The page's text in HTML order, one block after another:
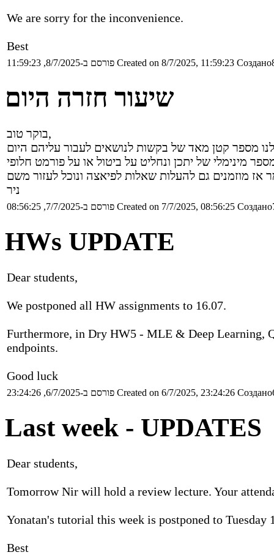
We are sorry for the inconvenience.
Best
פורסם ב-8/7/2025, 11:59:23 Created on 8/7/2025, 11:59:23
שיעור חזרה היום
בוקר טוב,
ניר
פורסם ב-7/7/2025, 08:56:25 Created on 7/7/2025, 08:56:25
HWs UPDATE
Dear students,
We postponed all HW assignments to 16.07.
Furthermore, in Dry HW5 - MLE & Deep Learning,
endpoints.
Good luck
פורסם ב-6/7/2025, 23:24:26 Created on 6/7/2025, 23:24:26
Last week - UPDATES
Dear students,
Tomorrow Nir will hold a review lecture. Your
Yonatan's tutorial this week is postponed to
Best